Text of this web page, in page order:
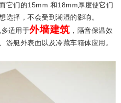
它们的15mm 和18mm厚度使它们
选择，不会受到潮湿的影响。
多适用于外墙建筑 ，隔音保温效
游艇外表面以及冷藏车箱体应用。